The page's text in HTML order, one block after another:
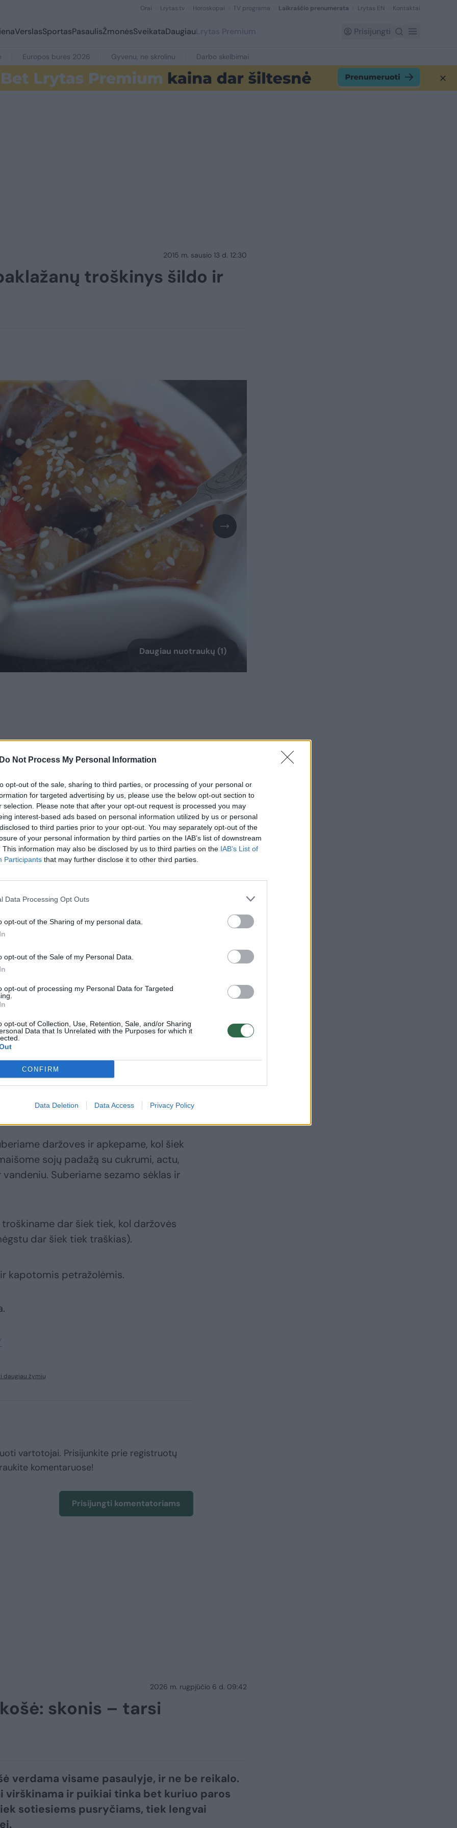
Do Not Process My Personal Information
opt-out of the sale, sharing to third parties, or processing of your personal or
for targeted advertising by us, please use the below opt-out section to
selection. Please note that after your opt-out request is processed you may
interest-based ads based on personal information utilized by us or personal
to third parties prior to your opt-out. You may separately opt-out of the
of your personal information by third parties on the IAB’s list of downstream
This information may also be disclosed by us to third parties on the IAB’s List of
Participants that may further disclose it to other third parties.
Data Processing Opt Outs
opt-out of the Sharing of my personal data.
opt-out of the Sale of my Personal Data.
opt-out of processing my Personal Data for Targeted
opt-out of Collection, Use, Retention, Sale, and/or Sharing
Data that Is Unrelated with the Purposes for which it
CONFIRM
Data Deletion Data Access Privacy Policy
Orai Lrytas.tv Horoskopai TV programa Laikraščio prenumerata Lrytas EN Kontaktai
VerslasSportasPasaulisŽmonėsSveikataDaugiauLrytas Premium Prisijungti
Europos burės 2026 Gyvenu, ne skrolinu Darbo skelbimai
2015 m. sausio 13 d. 12:30
troškinys šildo ir
Daugiau nuotraukų (1)
(priklausomai nuo to, kokio
Papriką supjaustome stambiais
kubeliais ar stačiakampiais – čia kaip
daržoves ir apkepame, kol šiek
sojų padažą su cukrumi, actu,
Suberiame sezamo sėklas ir
dar šiek tiek, kol daržovės
dar šiek tiek traškias).
kapotomis petražolėmis.
daugiau žymių
vartotojai. Prisijunkite prie registruotų
komentaruose!
Prisijungti komentatoriams
2026 m. rugpjūčio 6 d. 09:42
skonis – tarsi
verdama visame pasaulyje, ir ne be reikalo.
virškinama ir puikiai tinka bet kuriuo paros
sotiesiems pusryčiams, tiek lengvai